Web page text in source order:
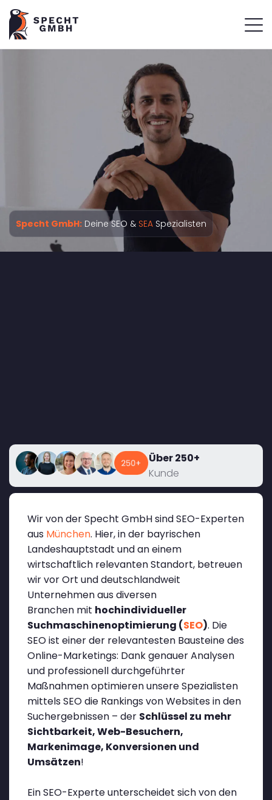
Specht GmbH: Deine SEO & SEA Spezialisten
Über 250+
Kunde
Wir von der Specht GmbH sind SEO-Experten
aus München. Hier, in der bayrischen
Landeshauptstadt und an einem
wirtschaftlich relevanten Standort, betreuen
wir vor Ort und deutschlandweit
Unternehmen aus diversen
Branchen mit hochindividueller
Suchmaschinenoptimierung (SEO). Die
SEO ist einer der relevantesten Bausteine des
Online-Marketings: Dank genauer Analysen
und professionell durchgeführter
Maßnahmen optimieren unsere Spezialisten
mittels SEO die Rankings von Websites in den
Suchergebnissen – der Schlüssel zu mehr
Sichtbarkeit, Web-Besuchern,
Markenimage, Konversionen und
Umsätzen!
Ein SEO-Experte unterscheidet sich von den